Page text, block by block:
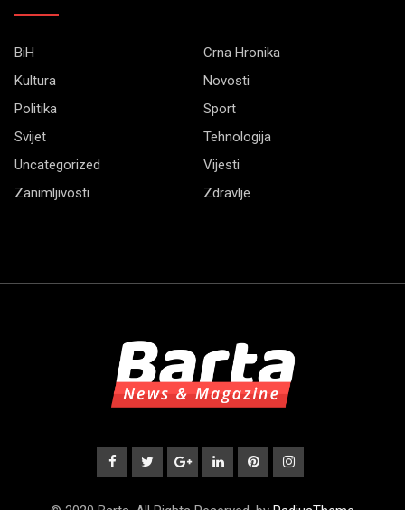
BiH
Crna Hronika
Kultura
Novosti
Politika
Sport
Svijet
Tehnologija
Uncategorized
Vijesti
Zanimljivosti
Zdravlje